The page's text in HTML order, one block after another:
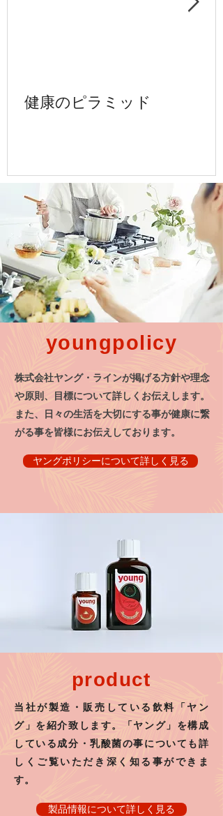
健康のピラミッド
youngpolicy
株式会社ヤング・ラインが掲げる方針や理念
や原則、目標について詳しくお伝えします。​
また、日々の生活を大切にする事が健康に繋
がる事を皆様にお伝えしております。
ヤングポリシーについて詳しく見る
product
当社が製造・販売している飲料「ヤン
グ」を紹介致します。「ヤング」を構成
している成分・乳酸菌の事についても詳
しくご覧いただき深く知る事ができま
す。
製品情報について詳しく見る